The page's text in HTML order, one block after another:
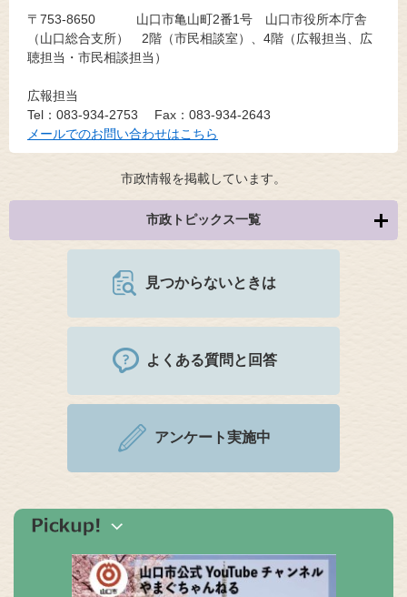
〒753-8650
山口市亀山町2番1号 山口市役所本庁舎
（山口総合支所） 2階（市民相談室）、4階（広報担当、広
聴担当・市民相談担当）
広報担当
Tel：083-934-2753
Fax：083-934-2643
メールでのお問い合わせはこちら
市政情報を掲載しています。
市政トピックス一覧
見つからないときは
よくある質問と回答
アンケート実施中